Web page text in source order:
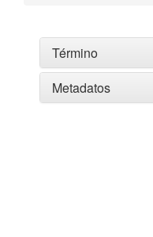
Término
Metadatos